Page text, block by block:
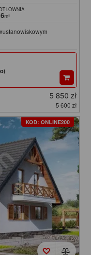
m²
5 850 zł
5 600 zł
KOD: ONLINE200